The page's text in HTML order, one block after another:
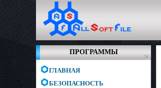
ПРОГРАММЫ
ГЛАВНАЯ
БЕЗОПАСНОСТЬ